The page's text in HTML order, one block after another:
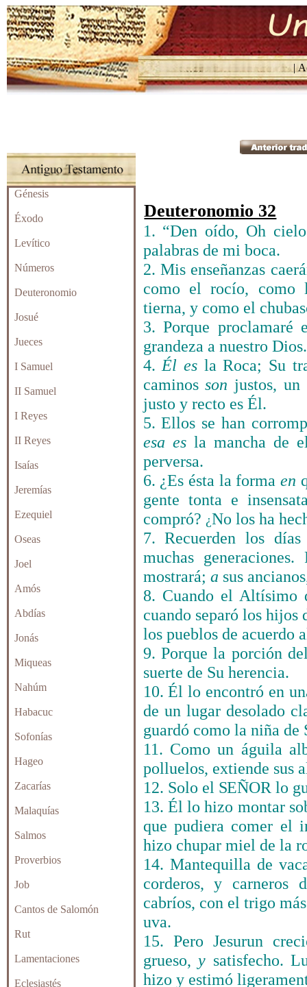
|
Génesis
Éxodo
Levítico
Números
Deuteronomio
Josué
Jueces
I Samuel
II Samuel
I Reyes
II Reyes
Isaías
Jeremías
Ezequiel
Oseas
Joel
Amós
Abdías
Jonás
Miqueas
Nahúm
Habacuc
Sofonías
Hageo
Zacarías
Malaquías
Salmos
Proverbios
Job
Cantos de Salomón
Rut
Lamentaciones
Eclesiastés
Deuteronomio 32
1. “Den oído, Oh
palabras de mi boca.
2. Mis enseñanzas
como el rocío, como
tierna, y como el
3. Porque
grandeza a nuestro Dios.
4. Él es la Roca; Su
caminosson justos,
justo y recto es Él.
5. Ellos se han
esa es la mancha de
perversa.
6. ¿Es ésta la forma en
gente tonta e
compró? ¿No los ha
7. Recuerden los
muchas
mostrará; a sus
8. Cuando el Altísimo
cuando separó los
los pueblos de acuerdo
9. Porque la porción
suerte de Su herencia.
10. Él lo encontró en
de un lugar desolado
guardó como la niña de
11. Como un águila
polluelos, extiende sus
12. Solo el SEÑOR lo
13. Él lo hizo montar
que pudiera comer el
hizo chupar miel de la
14. Mantequilla de
corderos, y carneros
cabríos, con el trigo
uva.
15. Pero Jesurun
grueso,y satisfecho.
hizo y estimó